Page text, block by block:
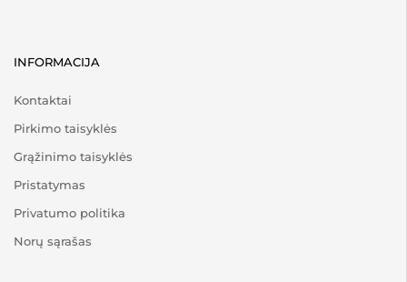
INFORMACIJA
Kontaktai
Pirkimo taisyklės
Grąžinimo taisyklės
Pristatymas
Privatumo politika
Norų sąrašas